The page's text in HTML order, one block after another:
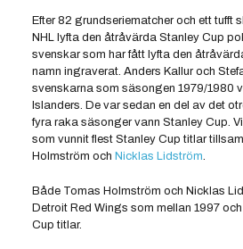
Efter 82 grundseriematcher och ett tufft
NHL lyfta den åtråvärda Stanley Cup
svenskar som har fått lyfta den
namn ingraverat. Anders Kallur och
svenskarna som säsongen 1979/1980
Islanders. De var sedan en del av det
fyra raka säsonger vann Stanley Cup.
som vunnit flest Stanley Cup titlar
Holmström och Nicklas Lidström
Både Tomas Holmström och Nicklas
Detroit Red Wings som mellan 1997
Cup titlar.